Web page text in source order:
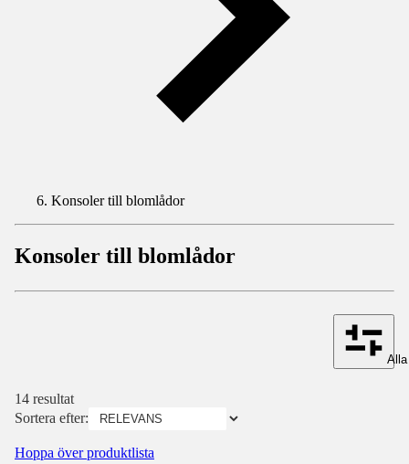
Konsoler till blomlådor
Konsoler till blomlådor
14 resultat
Sortera efter:
Hoppa över produktlista